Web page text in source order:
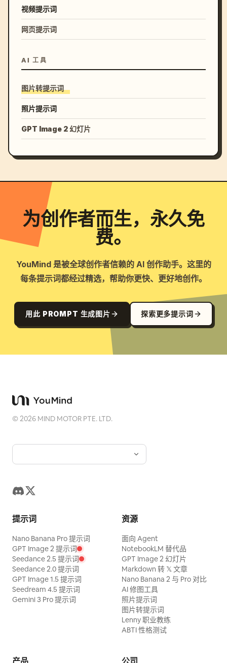
视频提示词
网页提示词
AI 工具
图片转提示词
照片提示词
GPT Image 2 幻灯片
为创作者而生，永久免
费。
YouMind 是被全球创作者信赖的 AI 创作助手。这里的
每条提示词都经过精选，帮助你更快、更好地创作。
用此 PROMPT 生成图片 探索更多提示词
©2026 MIND MOTOR PTE. LTD.
提示词
Nano Banana Pro 提示词
GPT Image 2 提示词
Seedance 2.5 提示词
Seedance 2.0 提示词
GPT Image 1.5 提示词
Seedream 4.5 提示词
Gemini 3 Pro 提示词
资源
面向 Agent
NotebookLM 替代品
GPT Image 2 幻灯片
Markdown 转 𝕏 文章
Nano Banana 2 与 Pro 对比
AI 修图工具
照片提示词
图片转提示词
Lenny 职业教练
ABTI 性格测试